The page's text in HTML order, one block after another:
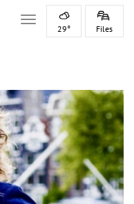
Toggle navigation
29° Files